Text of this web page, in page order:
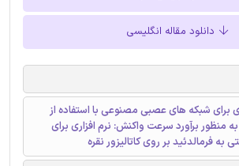
دانلود مقاله انگلیسی
شبکه های عصبی مصنوعی با استفاده از
منظور برآورد سرعت واکنش: نرم افزاری برای
فرمالدئید بر روی کاتالیزور نقره